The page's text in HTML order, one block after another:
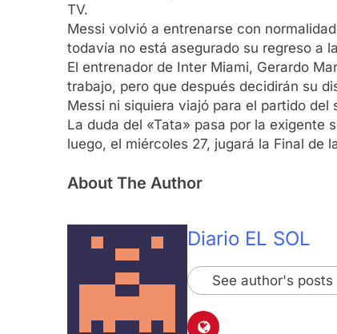
TV.
Messi volvió a entrenarse con
todavía no está asegurado su regreso a
El entrenador de Inter Miami, Gerardo
trabajo, pero que después decidirán su
Messi ni siquiera viajó para el partido
La duda del «Tata» pasa por la
luego, el miércoles 27, jugará la Final de
About The Author
Diario EL SOL
See author's posts